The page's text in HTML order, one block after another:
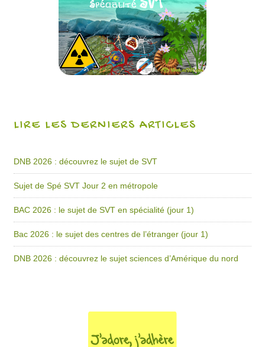
LIRE LES DERNIERS ARTICLES
DNB 2026 : découvrez le sujet de SVT
Sujet de Spé SVT Jour 2 en métropole
BAC 2026 : le sujet de SVT en spécialité (jour 1)
Bac 2026 : le sujet des centres de l’étranger (jour 1)
DNB 2026 : découvrez le sujet sciences d’Amérique du nord